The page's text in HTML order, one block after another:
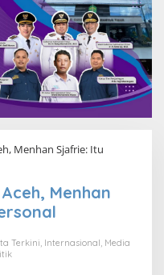
Menhan Sjafrie: Itu
Menhan
Terkini Internasional Media